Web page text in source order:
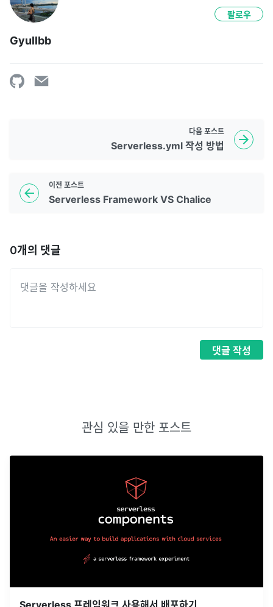
Gyullbb
팔로우
이전 포스트
Serverless Framework VS Chalice
다음 포스트
Serverless.yml 작성 방법
0개의 댓글
댓글 작성
관심 있을 만한 포스트